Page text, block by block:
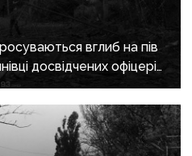
вглиб на пів
досвідчених офіцерів
позицій